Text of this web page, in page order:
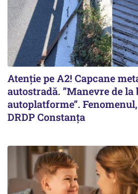
Atenție pe A2! Capcane
autostradă. ”Manevre de la
autoplatforme”.
DRDP Constanța